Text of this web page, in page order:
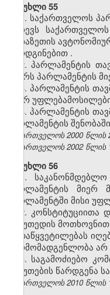
მუხლი 55
1. საქართველოს
ირჩევს
საქართველოს
აფხაზეთის
წარდგინებით .
2.პარლამენტის
აწერს პარლამენტის
3. პარლამენტის
მიერ
4.პარლამენტის
პარლამენტის შენობაში
საქართველოს 2000 წლის
საქართველოს 2002
მუხლი 56
1. საკანონმდებლო
პარლამენტის
მიერ
პარლამენტში მისი
2.
მეხუთედის
გადაწყვეტილებას
წარმომადგენლობა
3. საგამოძიებო
საბუთების წარდგენა
საქართველოს 2010 წლის